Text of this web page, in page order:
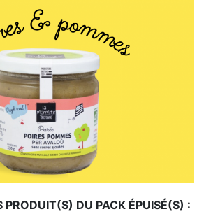
PRODUIT(S) DU PACK ÉPUISÉ(S) :